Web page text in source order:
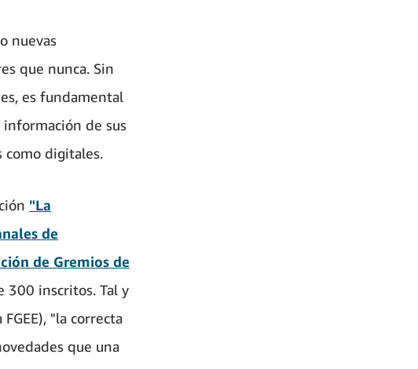
nuevas
que nunca. Sin
es fundamental
de sus
digitales.
"La
de
de Gremios de
300 inscritos. Tal y
"la correcta
que una